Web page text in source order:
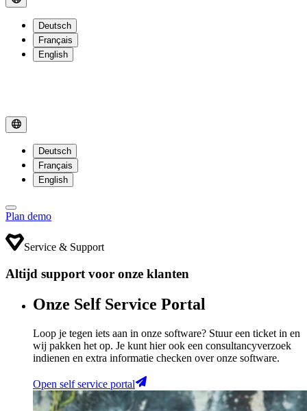
Deutsch
Français
English
Deutsch
Français
English
Plan demo
Service & Support
Altijd support voor onze klanten
Onze Self Service Portal
Loop je tegen iets aan in onze software? Stuur een ticket in en
wij pakken het op. Je kunt hier ook een consultancyverzoek
indienen en extra informatie checken over onze software.
Open self service portal